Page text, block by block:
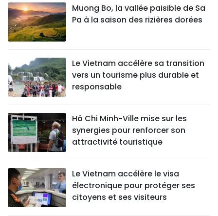
Muong Bo, la vallée paisible de Sa
Pa à la saison des rizières dorées
Le Vietnam accélère sa transition
vers un tourisme plus durable et
responsable
Hô Chi Minh-Ville mise sur les
synergies pour renforcer son
attractivité touristique
Le Vietnam accélère le visa
électronique pour protéger ses
citoyens et ses visiteurs